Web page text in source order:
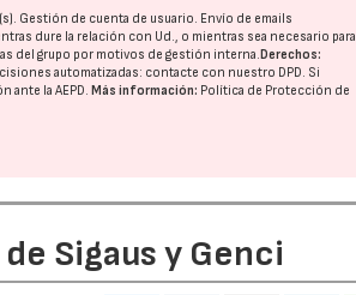
Gestión de cuenta de usuario. Envío de emails
dure la relación con Ud., o mientras sea necesario para
del grupo por motivos de gestión interna. Derechos:
automatizadas: contacte con nuestro DPD. Si
ante laAEPD. Más información: Política de Protección de
Sigaus y Genci